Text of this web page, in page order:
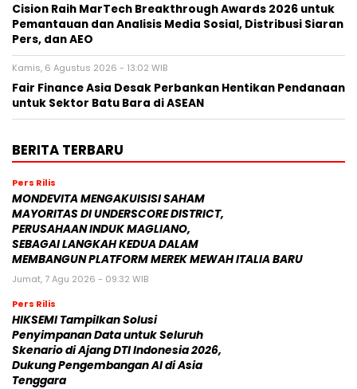
Cision Raih MarTech Breakthrough Awards 2026 untuk
Pemantauan dan Analisis Media Sosial, Distribusi Siaran
Pers, dan AEO
Kamis, 6 Agustus 2026 - 13:02 WIB
Fair Finance Asia Desak Perbankan Hentikan Pendanaan
untuk Sektor Batu Bara di ASEAN
BERITA TERBARU
Pers Rilis
MONDEVITA MENGAKUISISI SAHAM
MAYORITAS DI UNDERSCORE DISTRICT,
PERUSAHAAN INDUK MAGLIANO,
SEBAGAI LANGKAH KEDUA DALAM
MEMBANGUN PLATFORM MEREK MEWAH ITALIA BARU
Jumat, 7 Agu 2026 - 09:32 WIB
Pers Rilis
HIKSEMI Tampilkan Solusi
Penyimpanan Data untuk Seluruh
Skenario di Ajang DTI Indonesia 2026,
Dukung Pengembangan AI di Asia
Tenggara